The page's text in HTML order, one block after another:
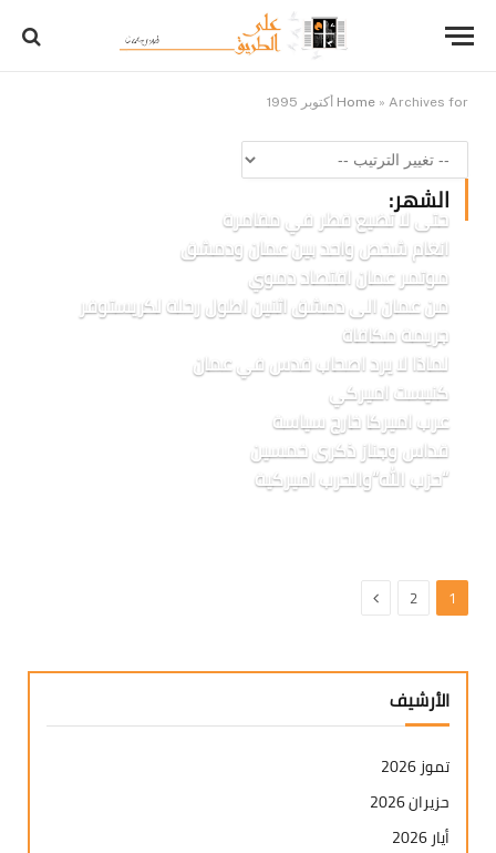
Home » Archives for أكتوبر 1995
الشهر:
حتى لا تضيع قطر في مقامرة
انغام شخص واحد بين عمان ودمشق
موتمر عمان اقتصاد دموي
من عمان الى دمشق اثنين اطول رحلة لكريستوفر
جريمة مكافاة
لماذا لا يرد اصحاب قدس في عمان
كنيست اميركي
عرب اميركا خارج سياسة
قداس وجناز ذكرى خمسين
“حزب الله”والحرب اميركية
1
2 التالي
الأرشيف
تموز 2026
حزيران 2026
أيار 2026